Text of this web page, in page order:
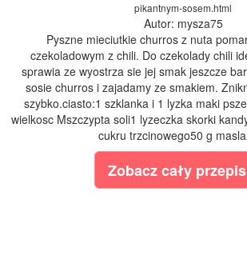
pikantnym-sosem.html
Autor: mysza75
Pyszne mieciutkie churros z nuta
czekoladowym z chili. Do czekolady chili
sprawia ze wyostrza sie jej smak jeszcze
sosie churros i zajadamy ze smakiem.
szybko.ciasto:1 szklanka i 1 lyzka maki
wielkosc Mszczypta soli1 lyzeczka skorki
cukru trzcinowego50 g
Zobacz cały